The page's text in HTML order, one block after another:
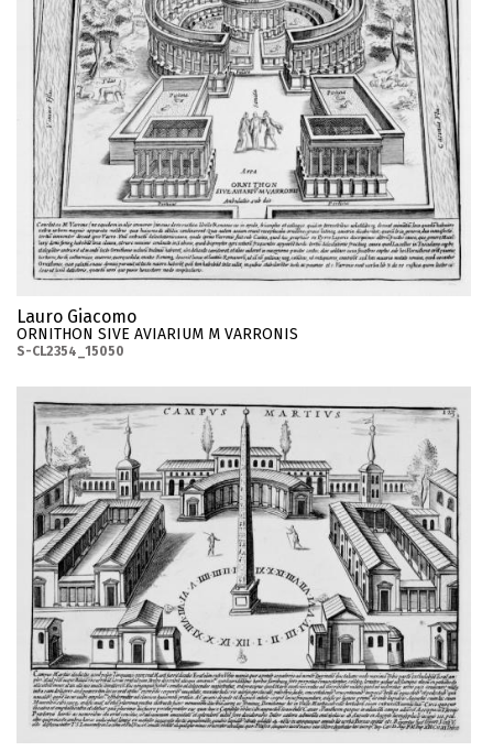
Lauro Giacomo
ORNITHON SIVE AVIARIUM M VARRONIS
S-CL2354_15050